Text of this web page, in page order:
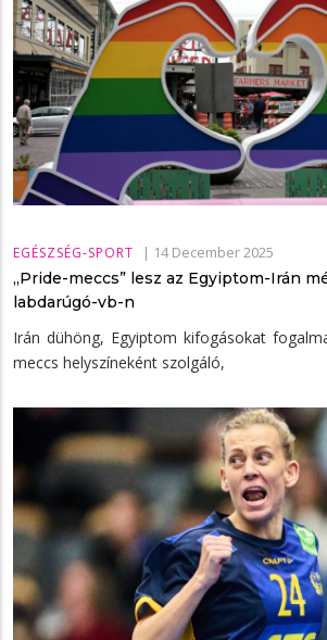
EGÉSZSÉG-SPORT | 14 December 2025
„Pride-meccs” lesz az Egyiptom-Irán
labdarúgó-vb-n
Irán dühöng, Egyiptom kifogásokat
meccs helyszíneként szolgáló,